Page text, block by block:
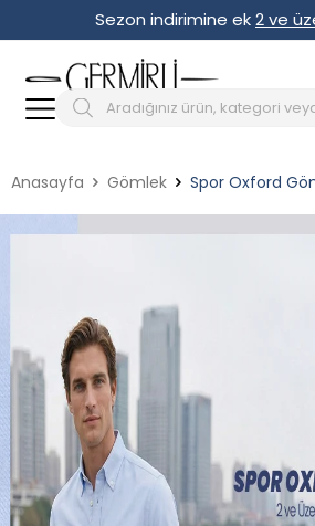
Sezon indirimine ek2 ve
Anasayfa Gömlek Spor Oxford